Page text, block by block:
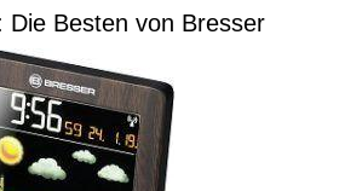
Die Besten von Bresser